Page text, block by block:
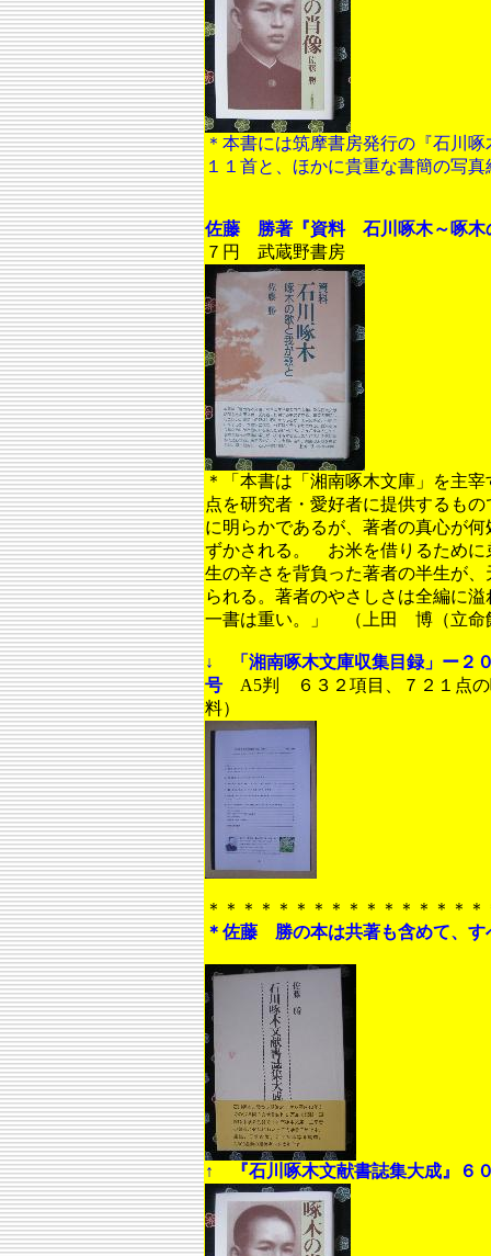
＊本書には筑摩書房発行の『石川
１１首と、ほかに貴重な書簡の写
佐藤 勝著『資料 石川啄木～啄
７円 武蔵野書房
＊「本書は「湘南啄木文庫」を主
点を研究者・愛好者に提供するも
に明らかであるが、著者の真心が
ずかされる。 お米を借りるために
生の辛さを背負った著者の半生が
られる。著者のやさしさは全編に
一書は重い。」 （上田 博（立命
↓ 「湘南啄木文庫収集目録」ー２
号A5判 ６３２項目、７２１点
料）
＊＊＊＊＊＊＊＊＊＊＊＊＊＊＊
＊佐藤 勝の本は共著も含めて、す
↑ 『石川啄木文献書誌集大成』６